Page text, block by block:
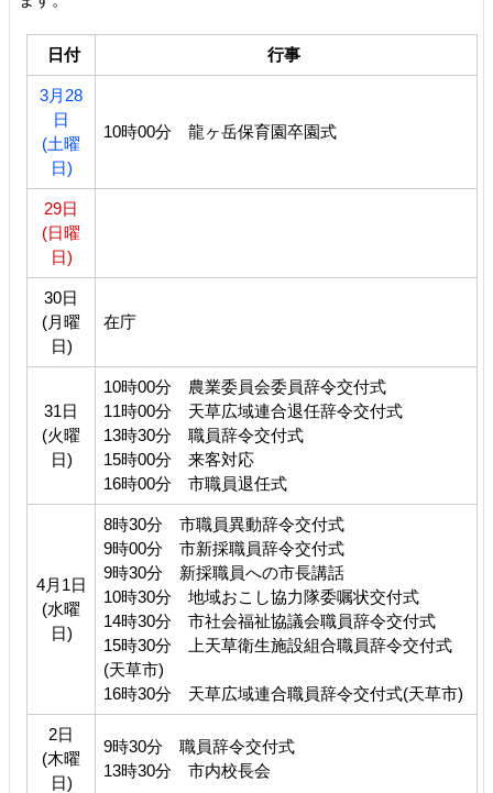
日付 行事
3月28
日
(土曜
日)
10時00分 龍ヶ岳保育園卒園式
29日
(日曜
日)
30日
(月曜
日)
在庁
31日
(火曜
日)
10時00分 農業委員会委員辞令交付式
11時00分 天草広域連合退任辞令交付式
13時30分 職員辞令交付式
15時00分 来客対応
16時00分 市職員退任式
4月1日
(水曜
日)
8時30分 市職員異動辞令交付式
9時00分 市新採職員辞令交付式
9時30分 新採職員への市長講話
10時30分 地域おこし協力隊委嘱状交付式
14時30分 市社会福祉協議会職員辞令交付式
15時30分 上天草衛生施設組合職員辞令交付式
(天草市)
16時30分 天草広域連合職員辞令交付式(天草市)
2日
(木曜
日)
9時30分 職員辞令交付式
13時30分 市内校長会